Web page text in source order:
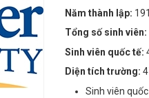
Năm thành lập:
Tổng số sinh viên:
Sinh viên quốc tế:
Diện tích trường:
Sinh viên